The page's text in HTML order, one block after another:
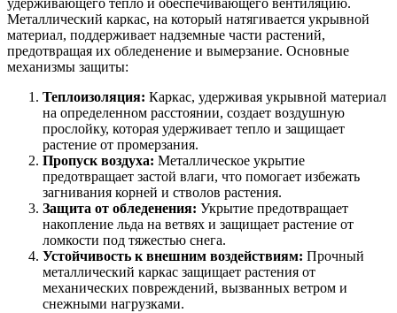
удерживающего тепло и обеспечивающего вентиляцию.
Металлический каркас, на который натягивается укрывной
материал, поддерживает надземные части растений,
предотвращая их обледенение и вымерзание. Основные
механизмы защиты:
Теплоизоляция: Каркас, удерживая укрывной материал
на определенном расстоянии, создает воздушную
прослойку, которая удерживает тепло и защищает
растение от промерзания.
Пропуск воздуха: Металлическое укрытие
предотвращает застой влаги, что помогает избежать
загнивания корней и стволов растения.
Защита от обледенения: Укрытие предотвращает
накопление льда на ветвях и защищает растение от
ломкости под тяжестью снега.
Устойчивость к внешним воздействиям: Прочный
металлический каркас защищает растения от
механических повреждений, вызванных ветром и
снежными нагрузками.